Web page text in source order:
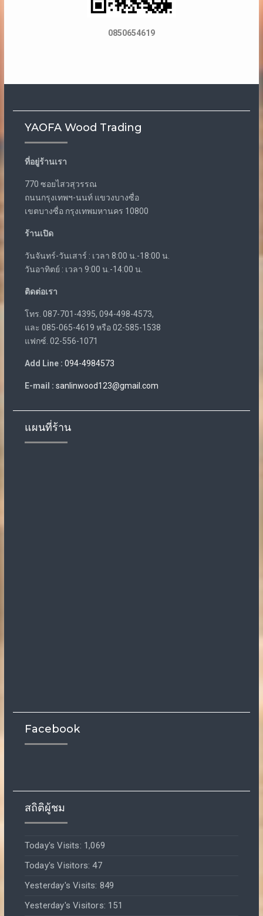
0850654619
YAOFA Wood Trading
ที่อยู่ร้านเรา
770 ซอยไสวสุวรรณ
ถนนกรุงเทพฯ-นนท์ แขวงบางซื่อ
เขตบางซื่อ กรุงเทพมหานคร 10800
ร้านเปิด
วันจันทร์-วันเสาร์ : เวลา 8:00 น.-18:00 น.
วันอาทิตย์ : เวลา 9:00 น.-14:00 น.
ติดต่อเรา
โทร. 087-701-4395, 094-498-4573,
และ 085-065-4619 หรือ 02-585-1538
แฟกซ์. 02-556-1071
Add Line : 094-4984573
E-mail : sanlinwood123@gmail.com
แผนที่ร้าน
Facebook
สถิติผู้ชม
Today's Visits: 1,069
Today's Visitors:47
Yesterday's Visits: 849
Yesterday's Visitors: 151